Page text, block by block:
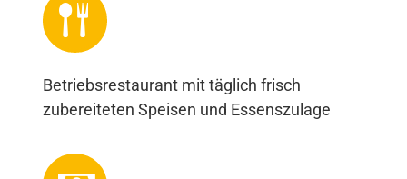
Betriebsrestaurant mit täglich frisch
zubereiteten Speisen und Essenszulage